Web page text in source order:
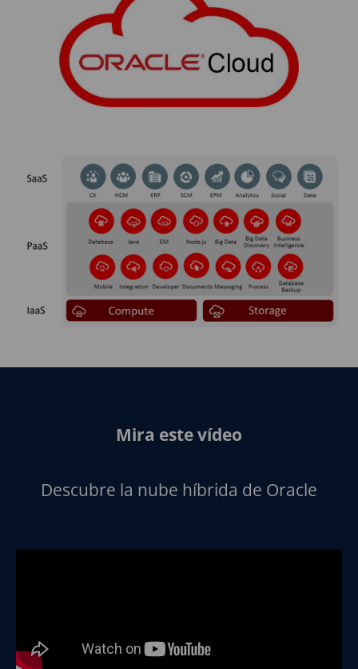
Mira este vídeo
Descubre la nube híbrida de Oracle